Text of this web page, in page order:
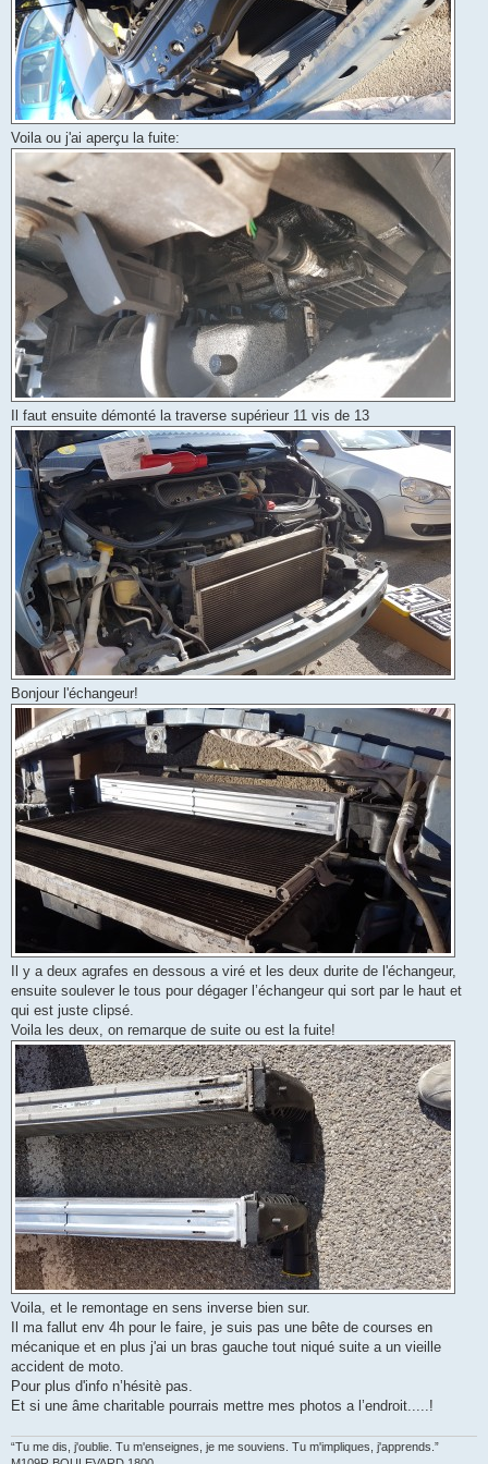
Voila ou j'ai aperçu la fuite:
Il faut ensuite démonté la traverse supérieur 11 vis de 13
Bonjour l'échangeur!
Il y a deux agrafes en dessous a viré et les deux durite de l'échangeur,
ensuite soulever le tous pour dégager l’échangeur qui sort par le haut et
qui est juste clipsé.
Voila les deux, on remarque de suite ou est la fuite!
Voila, et le remontage en sens inverse bien sur.
Il ma fallut env 4h pour le faire, je suis pas une bête de courses en
mécanique et en plus j'ai un bras gauche tout niqué suite a un vieille
accident de moto.
Pour plus d'info n’hésitè pas.
Et si une âme charitable pourrais mettre mes photos a l’endroit.....!
“Tu me dis, j'oublie. Tu m'enseignes, je me souviens. Tu m'impliques, j'apprends.”